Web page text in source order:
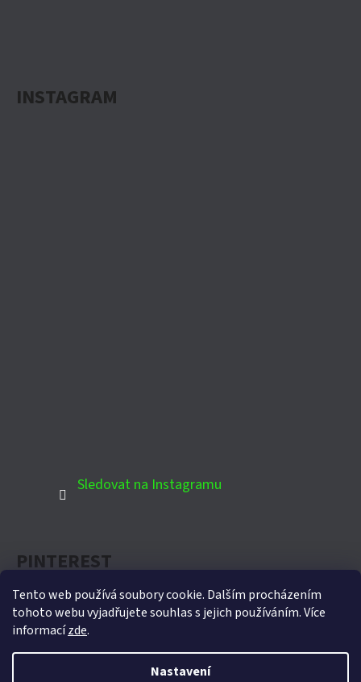
Tento web používá soubory cookie. Dalším procházením
tohoto webu vyjadřujete souhlas s jejich používáním. Více
informacízde.
Nastavení
INSTAGRAM
Sledovat na Instagramu
PINTEREST
Oficiální partner Biohort pro Českou republiku